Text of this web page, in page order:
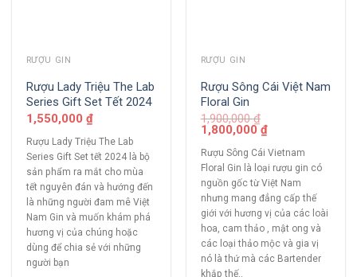
RƯỢU GIN
Rượu Lady Triệu The Lab
Series Gift Set Tết 2024
1,550,000 ₫
Rượu Lady Triệu The Lab
Series Gift Set tết 2024 là bộ
sản phẩm ra mắt cho mùa
tết nguyên đán và hướng đến
là những người đam mê Việt
Nam Gin và muốn khám phá
hương vị của chúng hoặc
dùng để chia sẻ với những
người bạn
RƯỢU GIN
Rượu Sông Cái Việt Nam
Floral Gin
1,900,000₫
1,800,000₫
Rượu Sông Cái Vietnam
Floral Gin là loại rượu gin có
nguồn gốc từ Việt Nam
nhưng mang đẳng cấp thế
giới với hương vị của các loài
hoa, cam thảo , mật ong và
các loại thảo mộc và gia vị
nó là thứ mà các Bartender
khắp thế..